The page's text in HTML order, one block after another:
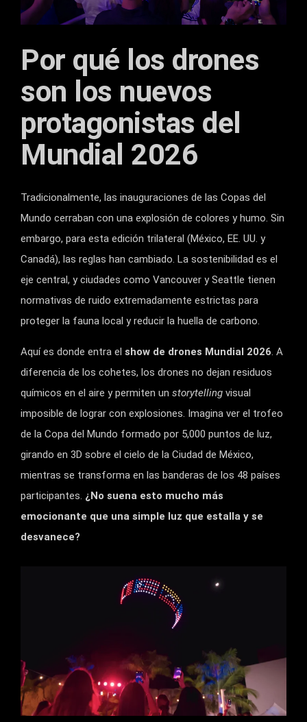
Por qué los drones
son los nuevos
protagonistas del
Mundial 2026
Tradicionalmente, las inauguraciones de las Copas del
Mundo cerraban con una explosión de colores y humo. Sin
embargo, para esta edición trilateral (México, EE. UU. y
Canadá), las reglas han cambiado. La sostenibilidad es el
eje central, y ciudades como Vancouver y Seattle tienen
normativas de ruido extremadamente estrictas para
proteger la fauna local y reducir la huella de carbono.
Aquí es donde entra el show de drones Mundial 2026. A
diferencia de los cohetes, los drones no dejan residuos
químicos en el aire y permiten un storytelling visual
imposible de lograr con explosiones. Imagina ver el trofeo
de la Copa del Mundo formado por 5,000 puntos de luz,
girando en 3D sobre el cielo de la Ciudad de México,
mientras se transforma en las banderas de los 48 países
participantes. ¿No suena esto mucho más
emocionante que una simple luz que estalla y se
desvanece?